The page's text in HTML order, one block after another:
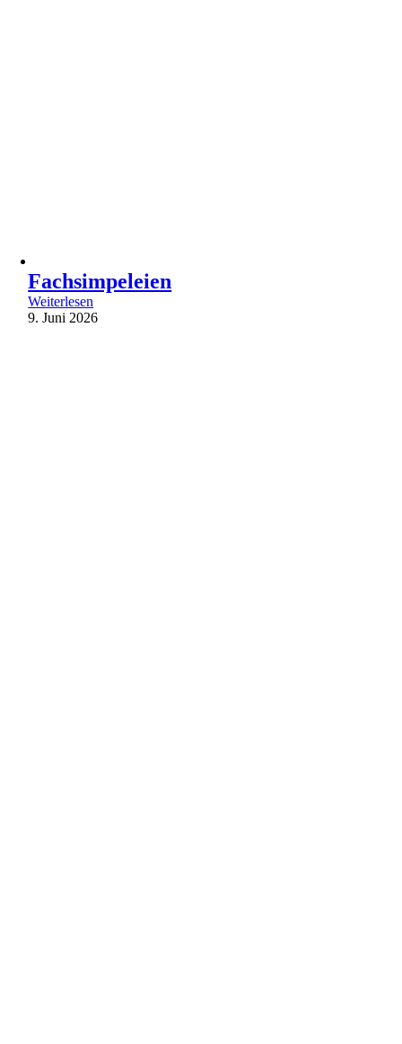
Fachsimpeleien
Weiterlesen
9. Juni 2026